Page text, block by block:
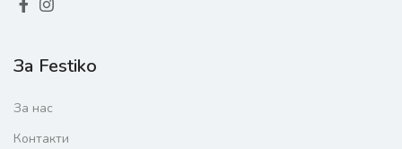
За Festiko
За нас
Контакти